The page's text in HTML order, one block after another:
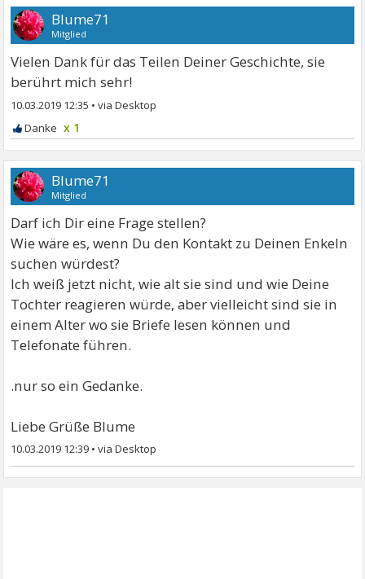
Blume71
Mitglied
Vielen Dank für das Teilen Deiner Geschichte, sie
berührt mich sehr!
10.03.2019 12:35 •
x 1
Blume71
Mitglied
Darf ich Dir eine Frage stellen?
Wie wäre es, wenn Du den Kontakt zu Deinen Enkeln
suchen würdest?
Ich weiß jetzt nicht, wie alt sie sind und wie Deine
Tochter reagieren würde, aber vielleicht sind sie in
einem Alter wo sie Briefe lesen können und
Telefonate führen.
.nur so ein Gedanke.
Liebe Grüße Blume
10.03.2019 12:39 •